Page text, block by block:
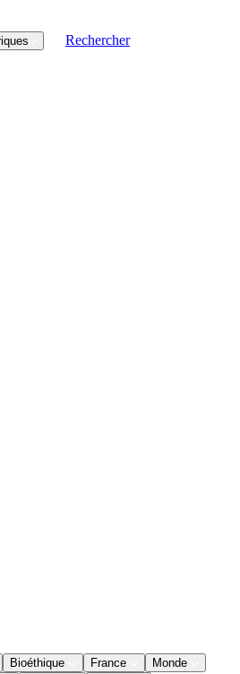
Rechercher
Bioéthique France
Monde